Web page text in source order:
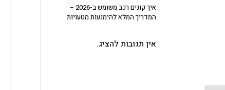
איך קונים רכב משומש ב-2026 –
המדריך המלא להימנעות מטעויות
אין תגובות להציג.